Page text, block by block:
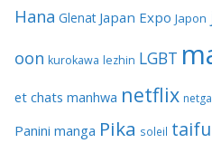
Hana Glenat Japan Expo Japon
oon kurokawa lezhin LGBT
et chats manhwa netflix
Panini manga Pika soleil